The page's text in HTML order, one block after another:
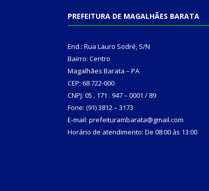
PREFEITURA DE MAGALHÃES BARATA
End.: Rua Lauro Sodré, S/N
Bairro: Centro
Magalhães Barata – PA
CEP: 68.722-000
CNPJ: 05 . 171 . 947 – 0001 / 89
Fone: (91) 3812 – 3173
E-mail: prefeiturambarata@gmail.com
Horário de atendimento: De 08:00 às 13:00